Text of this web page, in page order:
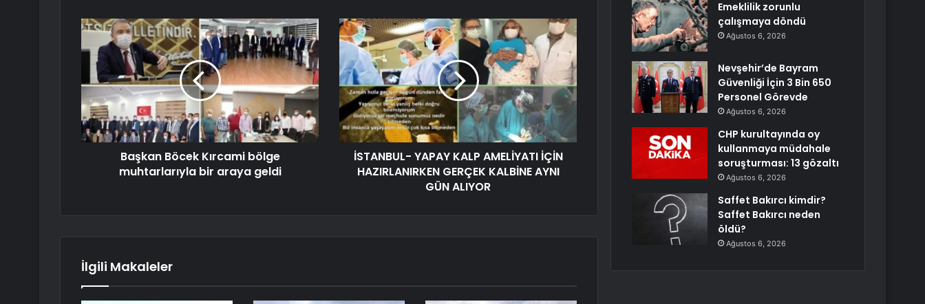
Başkan Böcek Kırcami bölge
muhtarlarıyla bir araya geldi
İSTANBUL- YAPAY KALP AMELİYATI İÇİN
HAZIRLANIRKEN GERÇEK KALBİNE AYNI
GÜN ALIYOR
İlgili Makaleler
Emeklilik zorunlu
çalışmaya döndü
Ağustos 6, 2026
Nevşehir’de Bayram
Güvenliği İçin 3 Bin 650
Personel Görevde
Ağustos 6, 2026
CHP kurultayında oy
kullanmaya müdahale
soruşturması: 13 gözaltı
Ağustos 6, 2026
Saffet Bakırcı kimdir?
Saffet Bakırcı neden
öldü?
Ağustos 6, 2026